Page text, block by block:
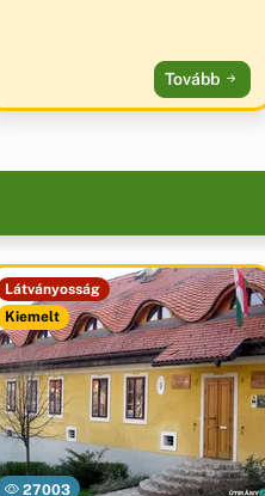
Tovább
27003
Látványosság
Kiemelt